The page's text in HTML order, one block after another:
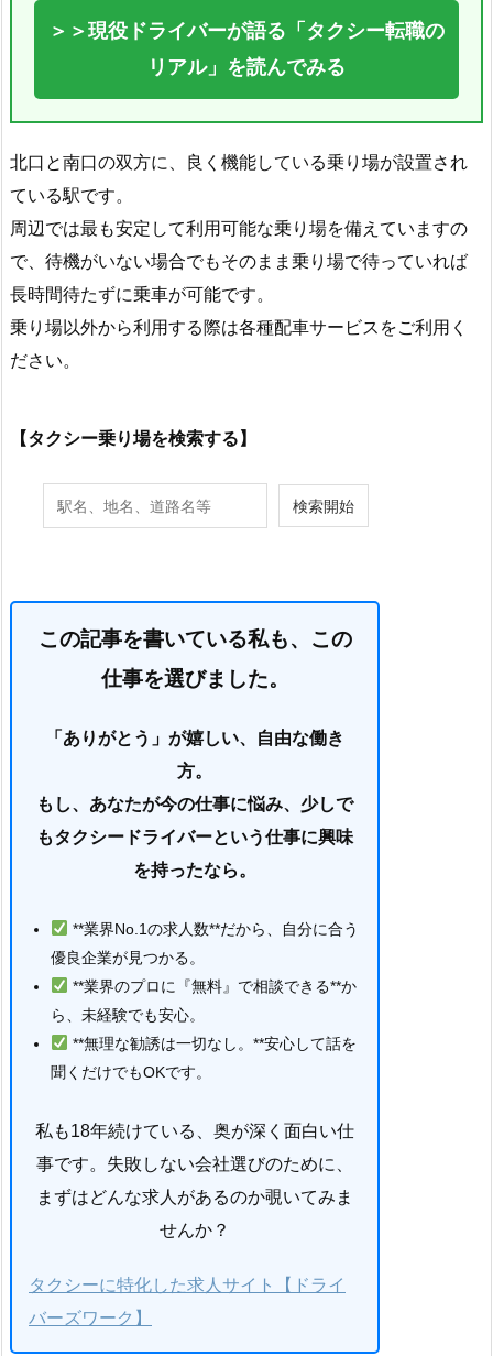
＞＞現役ドライバーが語る「タクシー転職の
リアル」を読んでみる
北口と南口の双方に、良く機能している乗り場が設置され
ている駅です。
周辺では最も安定して利用可能な乗り場を備えていますの
で、待機がいない場合でもそのまま乗り場で待っていれば
長時間待たずに乗車が可能です。
乗り場以外から利用する際は各種配車サービスをご利用く
ださい。
【タクシー乗り場を検索する】
この記事を書いている私も、この
仕事を選びました。
「ありがとう」が嬉しい、自由な働き
方。
もし、あなたが今の仕事に悩み、少しで
もタクシードライバーという仕事に興味
を持ったなら。
**業界No.1の求人数**だから、自分に合う
優良企業が見つかる。
**業界のプロに『無料』で相談できる**か
ら、未経験でも安心。
**無理な勧誘は一切なし。**安心して話を
聞くだけでもOKです。
私も18年続けている、奥が深く面白い仕
事です。失敗しない会社選びのために、
まずはどんな求人があるのか覗いてみま
せんか？
タクシーに特化した求人サイト【ドライ
バーズワーク】